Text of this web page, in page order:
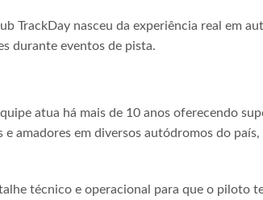
TrackDay nasceu da experiência real em
durante eventos de pista.
atua há mais de 10 anos oferecendo
amadores em diversos autódromos do
técnico e operacional para que o piloto